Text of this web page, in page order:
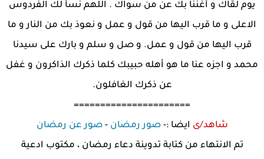
يوم لقاك و أغننا بك عن من سواك . اللهم نسأ لك الفردوس
الاعلى و ما قرب اليها من قول و عمل و نعوذ بك من النار و ما
قرب اليها من قول و عمل. و صل و سلم و بارك على سيدنا
محمد و اجزه عنا ما هو أهله حبيبك كلما ذكرك الذاكرون و غفل
عن ذكرك الغافلون.
======================
شاهد/ى ايضا :-صور رمضان -صور عن رمضان
تم الانتهاء من كتابة تدوينة دعاء رمضان ، مكتوب ادعية